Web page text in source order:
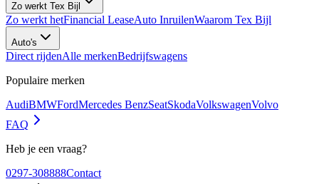
Zo werkt Tex Bijl
Zo werkt hetFinancial LeaseAuto InruilenWaarom Tex Bijl
Auto's
Direct rijdenAlle merkenBedrijfswagens
Populaire merken
AudiBMWFordMercedes BenzSeatSkodaVolkswagenVolvo
FAQ
Heb je een vraag?
0297-308888Contact